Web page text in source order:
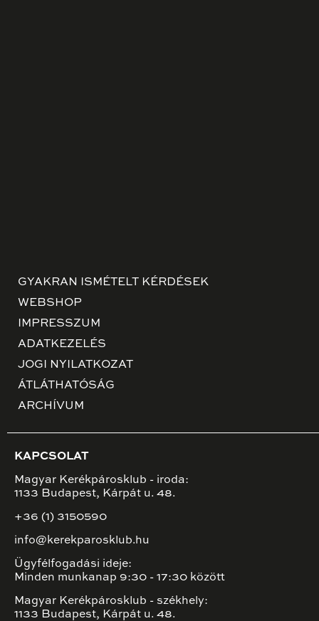
GYAKRAN ISMÉTELT KÉRDÉSEK
WEBSHOP
IMPRESSZUM
ADATKEZELÉS
JOGI NYILATKOZAT
ÁTLÁTHATÓSÁG
ARCHÍVUM
KAPCSOLAT
Magyar Kerékpárosklub - iroda:
1133 Budapest, Kárpát u. 48.
+36 (1) 3150590
info@kerekparosklub.hu
Ügyfélfogadási ideje:
Minden munkanap 9:30 - 17:30 között
Magyar Kerékpárosklub - székhely:
1133 Budapest, Kárpát u. 48.